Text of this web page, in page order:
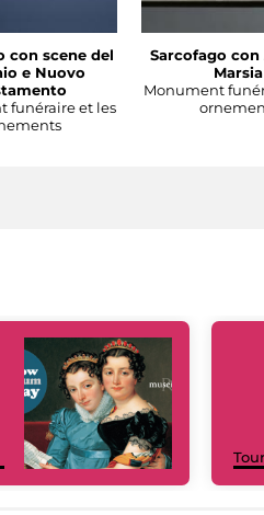
con scene del
e Nuovo
funéraire et les
Sarcofago
Marsia
Monument